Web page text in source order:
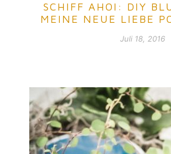
SCHIFF AHOI: DIY
MEINE NEUE LIEBE
Juli 18, 2016